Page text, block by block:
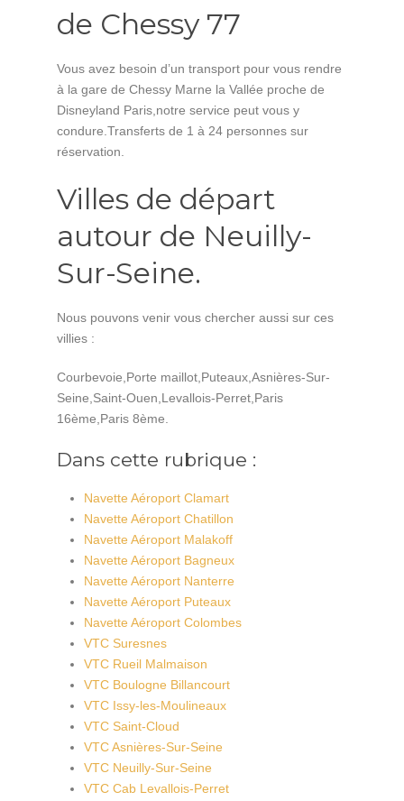
de Chessy 77
Vous avez besoin d’un transport pour vous rendre
à la gare de Chessy Marne la Vallée proche de
Disneyland Paris,notre service peut vous y
condure.Transferts de 1 à 24 personnes sur
réservation.
Villes de départ
autour de Neuilly-
Sur-Seine.
Nous pouvons venir vous chercher aussi sur ces
villies :
Courbevoie,Porte maillot,Puteaux,Asnières-Sur-
Seine,Saint-Ouen,Levallois-Perret,Paris
16ème,Paris 8ème.
Dans cette rubrique :
Navette Aéroport Clamart
Navette Aéroport Chatillon
Navette Aéroport Malakoff
Navette Aéroport Bagneux
Navette Aéroport Nanterre
Navette Aéroport Puteaux
Navette Aéroport Colombes
VTC Suresnes
VTC Rueil Malmaison
VTC Boulogne Billancourt
VTC Issy-les-Moulineaux
VTC Saint-Cloud
VTC Asnières-Sur-Seine
VTC Neuilly-Sur-Seine
VTC Cab Levallois-Perret